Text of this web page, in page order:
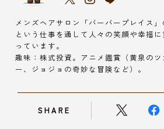
メンズヘアサロン「バーバープレイス
という仕事を通して人々の笑顔や幸福
っています。
趣味：株式投資。アニメ鑑賞（黄泉の
ー、ジョジョの奇妙な冒険など）。
SHARE